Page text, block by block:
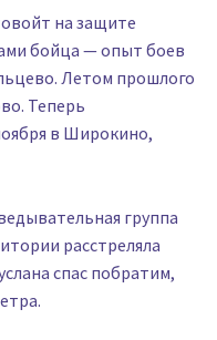
на защите
бойца — опыт боев
Летом прошлого
Теперь
в Широкино,
группа
расстреляла
спас побратим,